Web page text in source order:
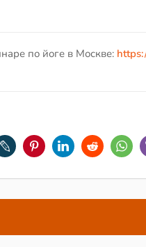
по йоге в Москве: